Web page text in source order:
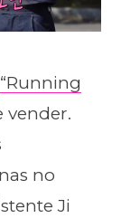
“Running
vender.
no
Ji